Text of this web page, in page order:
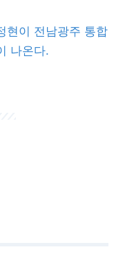
현이 전남광주 통합
나온다.